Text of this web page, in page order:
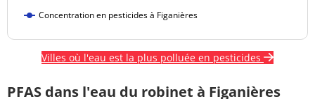
Concentration en pesticides à Figanières
Villes où l'eau est la plus polluée en pesticides
PFAS dans l'eau du robinet à Figanières